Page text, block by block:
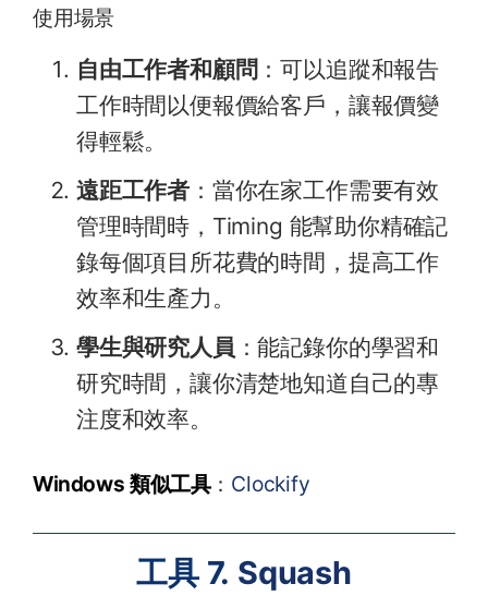
使用場景
自由工作者和顧問 ：可以追蹤和報告
工作時間以便報價給客戶，讓報價變
得輕鬆。
遠距工作者 ：當你在家工作需要有效
管理時間時，Timing 能幫助你精確記
錄每個項目所花費的時間，提高工作
效率和生產力。
學生與研究人員 ：能記錄你的學習和
研究時間，讓你清楚地知道自己的專
注度和效率。
Windows 類似工具： Clockify
工具 7. Squash